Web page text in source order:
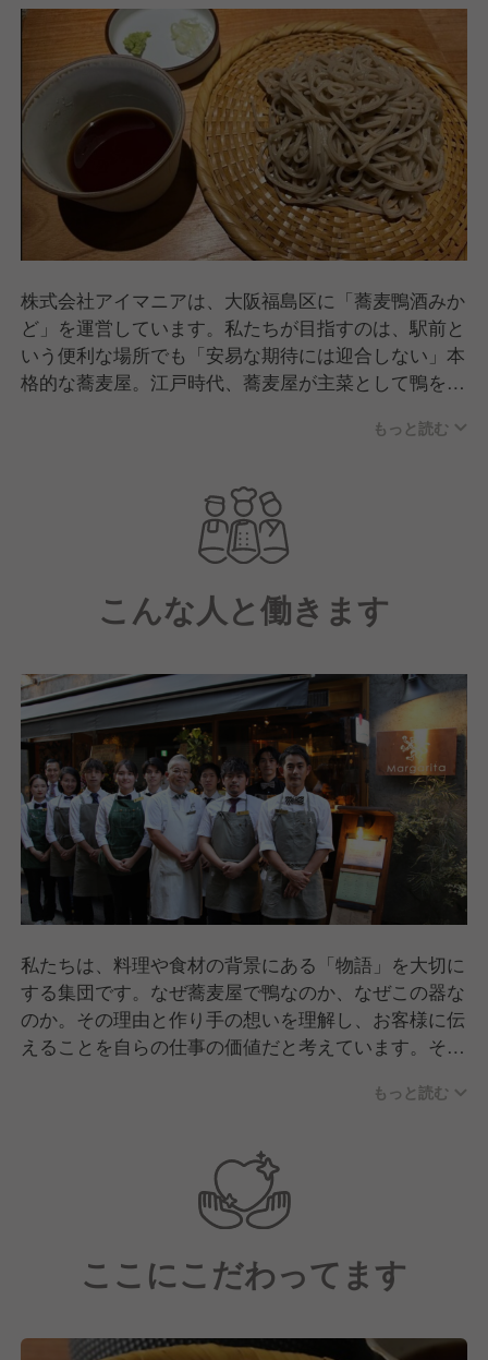
株式会社アイマニアは、大阪福島区に「蕎麦鴨酒みか
ど」を運営しています。私たちが目指すのは、駅前と
いう便利な場所でも「安易な期待には迎合しない」本
格的な蕎麦屋。江戸時代、蕎麦屋が主菜として鴨を提
で長く愛される店へと進化を続けています。 （出
全国から届く蕎麦の実を毎日石臼で挽き、手打ちする
二八蕎麦はもちろん、和歌山の紀州鴨を使った多彩な
鴨料理が当店の主役です。日本酒とのペアリングが愉
しめるコースも用意し、嗜好品としての蕎麦の醍醐味
を提案。ただ食事をする場所ではなく、豊かな時間を
過ごすための空間を提供しています。
もっと読む
こんな人と働きます
私たちは、料理や食材の背景にある「物語」を大切に
する集団です。なぜ蕎麦屋で鴨なのか、なぜこの器な
のか。その理由と作り手の想いを理解し、お客様に伝
えることを自らの仕事の価値だと考えています。その
ちの想いを常に胸に抱いて厨房やホールに立っていま
「心地よい店」とは、働く私たち自身が心地よいと感
じられる場所でなければ実現できません。チームはお
互いの仕事をリスペクトし、より良い店にするための
改善案を日々出し合っています。伝統を重んじながら
も、新しい挑戦を恐れない。そんな探求心あふれるプ
ロフェッショナルが揃う職場です。
もっと読む
ここにこだわってます